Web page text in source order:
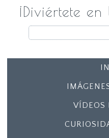
¡Diviértete
VÍDEOS